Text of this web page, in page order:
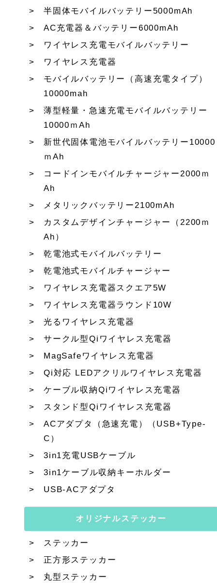
半固体モバイルバッテリー5000mAh
AC充電器＆バッテリー6000mAh
ワイヤレス充電モバイルバッテリー
ワイヤレス充電器
モバイルバッテリー（高速充電タイプ）
10000mah
薄型軽量・急速充電モバイルバッテリー
10000ｍAh
新世代固体電池モバイルバッテリー10000
ｍAh
コードインモバイルチャージャー2000ｍ
Ah
メタリックバッテリー2100mAh
カスタムデザインチャージャー（2200ｍ
Ah）
乾電池式モバイルバッテリー
乾電池式モバイルチャージャー
ワイヤレス充電器スクエア5W
ワイヤレス充電器ラウンド10W
光るワイヤレス充電器
サークル型Qiワイヤレス充電器
MagSafeワイヤレス充電器
Qi対応 LEDアクリルワイヤレス充電器
ケーブル収納Qiワイヤレス充電器
スタンド型Qiワイヤレス充電器
ACアダプタ（急速充電）（USB+Type-
C）
3in1充電USBケーブル
3in1ケーブル収納キーホルダー
USB-ACアダプタ
オリジナルステッカー
ステッカー
正方形ステッカー
丸型ステッカー